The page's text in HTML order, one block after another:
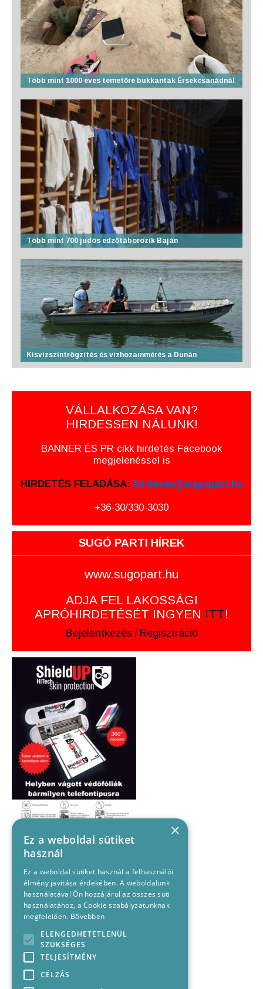
Több mint 1000 éves temetőre bukkantak Érsekcsanádnál
Több mint 700 judós edzőtáborozik Baján
Kisvízszintrögzítés és vízhozammérés a Dunán
VÁLLALKOZÁSA VAN?
HIRDESSEN NÁLUNK!
BANNER ÉS PR cikk hirdetés Facebook
megjelenéssel is
HIRDETÉS FELADÁSA: hirdetes@sugopart.hu
+36-30/330-3030
SUGÓ PARTI HÍREK
www.sugopart.hu
ADJA FEL LAKOSSÁGI
APRÓHIRDETÉSÉT INGYEN ITT!
Bejelentkezés / Regisztráció
×
Ez a weboldal sütiket
használ
Ez a weboldal sütiket használ a felhasználói
élmény javítása érdekében. A weboldalunk
használatával Ön hozzájárul az összes süti
használatához, a Cookie szabályzatunknak
megfelelően. Bővebben
ELENGEDHETETLENÜL
SZÜKSÉGES
TELJESÍTMÉNY
CÉLZÁS